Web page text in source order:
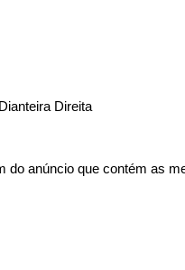
Direita
do anúncio que contém as